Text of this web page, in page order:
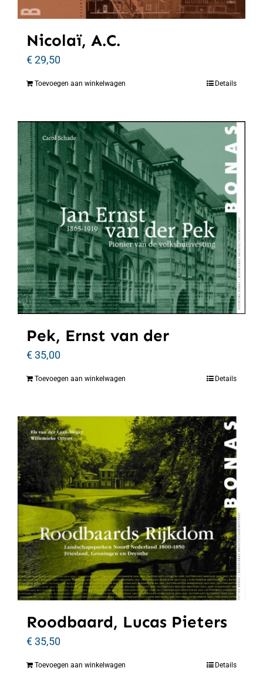
Nicolaï, A.C.
€29,50
Toevoegen aan winkelwagen Details
Pek, Ernst van der
€35,00
Toevoegen aan winkelwagen Details
Roodbaard, Lucas Pieters
€35,50
Toevoegen aan winkelwagen Details